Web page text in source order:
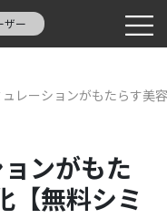
ザー
レーションがもたらす美
ンがもた
【無料シミ